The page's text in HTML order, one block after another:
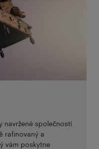
navržené společností
rafinovaný a
vám poskytne